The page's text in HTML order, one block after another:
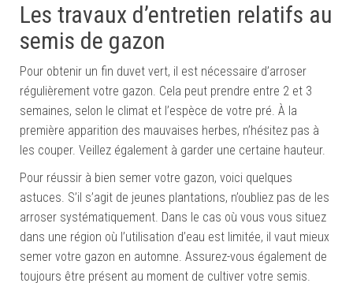
Les travaux d’entretien relatifs au
semis de gazon
Pour obtenir un fin duvet vert, il est nécessaire d’arroser
régulièrement votre gazon. Cela peut prendre entre 2 et 3
semaines, selon le climat et l’espèce de votre pré. À la
première apparition des mauvaises herbes, n’hésitez pas à
les couper. Veillez également à garder une certaine hauteur.
Pour réussir à bien semer votre gazon, voici quelques
astuces. S’il s’agit de jeunes plantations, n’oubliez pas de les
arroser systématiquement. Dans le cas où vous vous situez
dans une région où l’utilisation d’eau est limitée, il vaut mieux
semer votre gazon en automne. Assurez-vous également de
toujours être présent au moment de cultiver votre semis.